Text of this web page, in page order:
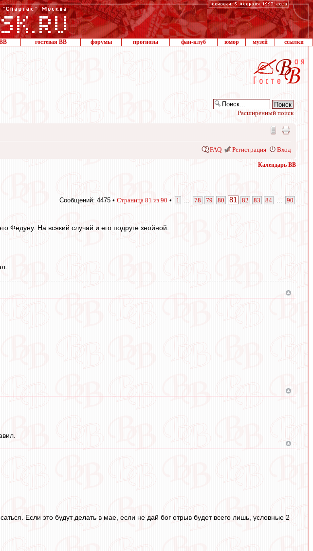
гостевая ВВ форумы прогнозы фан-клуб юмор музей ссылки
Расширенный поиск
FAQ Регистрация Вход
Календарь ВВ
Сообщений: 4475 • Страница 81 из 90 • 1 78 79 80 81 82 83 84 90
Федуну. На всякий случай и его подруге знойной.
Если это будут делать в мае, если не дай бог отрыв будет всего лишь, условные 2